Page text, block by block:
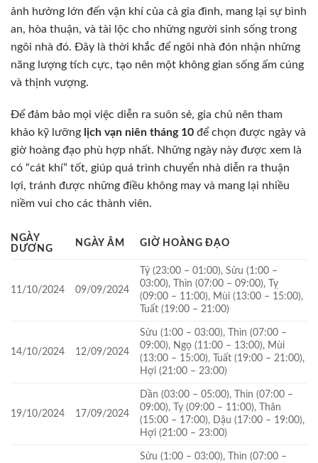
ảnh hưởng lớn đến vận khí của cả gia đình, mang lại sự bình
an, hòa thuận, và tài lộc cho những người sinh sống trong
ngôi nhà đó. Đây là thời khắc để ngôi nhà đón nhận những
năng lượng tích cực, tạo nên một không gian sống ấm cúng
và thịnh vượng.
Để đảm bảo mọi việc diễn ra suôn sẻ, gia chủ nên tham
khảo kỹ lưỡng lịch vạn niên tháng 10 để chọn được ngày và
giờ hoàng đạo phù hợp nhất. Những ngày này được xem là
có “cát khí” tốt, giúp quá trình chuyển nhà diễn ra thuận
lợi, tránh được những điều không may và mang lại nhiều
niềm vui cho các thành viên.
NGÀY
DƯƠNG
NGÀY ÂM GIỜ HOÀNG ĐẠO
11/10/2024 09/09/2024
Tý (23:00 – 01:00), Sửu (1:00 –
03:00), Thìn (07:00 – 09:00), Tỵ
(09:00 – 11:00), Mùi (13:00 – 15:00),
Tuất (19:00 – 21:00)
14/10/2024 12/09/2024
Sửu (1:00 – 03:00), Thìn (07:00 –
09:00), Ngọ (11:00 – 13:00), Mùi
(13:00 – 15:00), Tuất (19:00 – 21:00),
Hợi (21:00 – 23:00)
19/10/2024 17/09/2024
Dần (03:00 – 05:00), Thìn (07:00 –
09:00), Tỵ (09:00 – 11:00), Thân
(15:00 – 17:00), Dậu (17:00 – 19:00),
Hợi (21:00 – 23:00)
Sửu (1:00 – 03:00), Thìn (07:00 –